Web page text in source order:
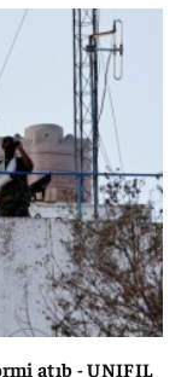
atıb - UNIFIL